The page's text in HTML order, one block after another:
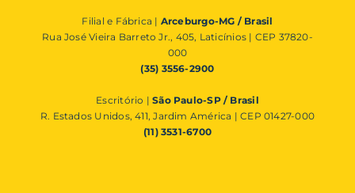
Filial e Fábrica | Arceburgo-MG / Brasil
Rua José Vieira Barreto Jr., 405, Laticínios | CEP 37820-
000
(35) 3556-2900
Escritório |São Paulo-SP / Brasil
R. Estados Unidos, 411, Jardim América | CEP 01427-000
(11) 3531-6700